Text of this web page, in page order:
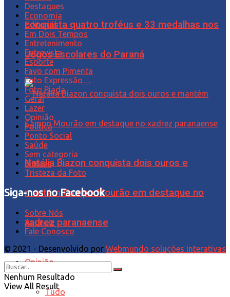
conquista quatro troféus e 33 medalhas nos
Jogos Escolares do Paraná
Natália Biazon conquista dois ouros e
mantém Campo Mourão em destaque no
xadrez paranaense
Opinião
Tudo
Destaques
Economia
Editorial
Em Dois Tempos
Entretenimento
Entrevista
Esporte
Favo com Pimenta
Foto Expressão…
Foto Piada
Geral
Lazer
Opinião
Política
Ponto Social
Saúde
Sem categoria
Síntese
Tristeza da Foto
Siga-nos no Facebook
Sobre Nós
Anuncie
Fale Conosco
© 2021 - Desenvolvido por Webmundo soluções Interativas
Nenhum Resultado
View All Result